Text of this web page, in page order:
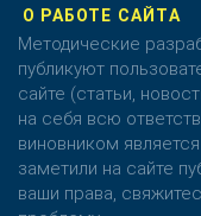
О РАБОТЕ САЙТА
Методические
публикуют
сайте (статьи,
на себя всю
виновником
заметили на сайте
ваши права,